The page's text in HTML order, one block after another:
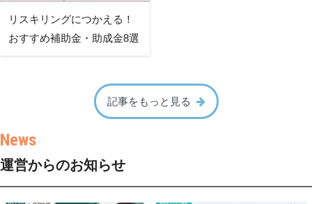
リスキリングにつかえる！
おすすめ補助金・助成金8選
記事をもっと見る
運営からのお知らせ